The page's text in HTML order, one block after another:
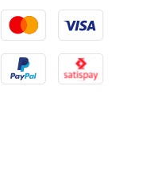
MastercardVisa
PayPal Satispay